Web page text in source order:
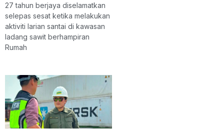
27 tahun berjaya diselamatkan
selepas sesat ketika melakukan
aktiviti larian santai di kawasan
ladang sawit berhampiran
Rumah